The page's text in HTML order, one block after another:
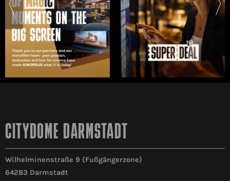
CITYDOME DARMSTADT
Wilhelminenstraße 9 (Fußgängerzone)
64283 Darmstadt